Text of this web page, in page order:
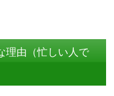
理由（忙しい人で